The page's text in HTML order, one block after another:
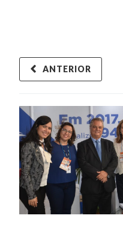
ANTERIOR